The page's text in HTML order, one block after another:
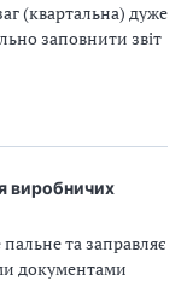
(квартальна) дуже
заповнити звіт
виробничих
та заправляє
документами